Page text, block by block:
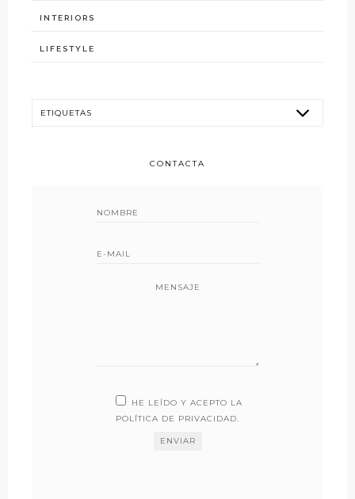
INTERIORS
LIFESTYLE
CONTACTA
MENSAJE
HE LEÍDO Y ACEPTO LA
POLÍTICA DE PRIVACIDAD.